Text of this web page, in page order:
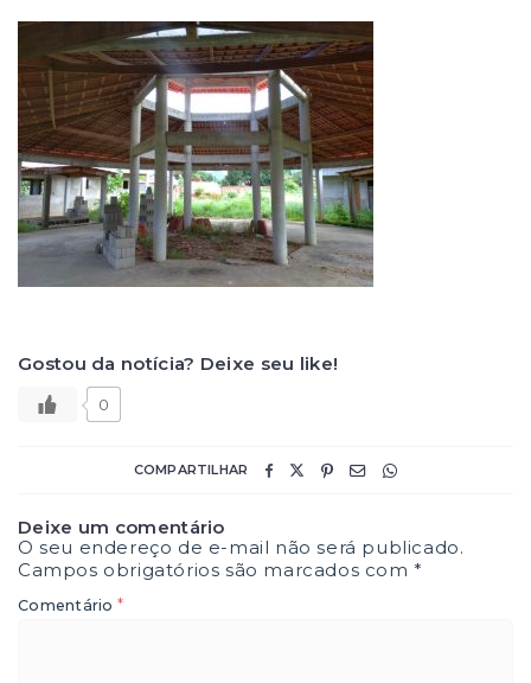
Gostou da notícia? Deixe seu like!
0
COMPARTILHAR
Deixe um comentário
O seu endereço de e-mail não será publicado.
Campos obrigatórios são marcados com*
Comentário *